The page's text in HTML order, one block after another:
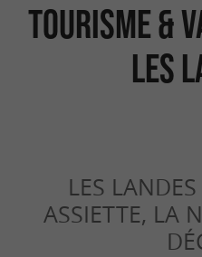
Tourisme &
les
LES
ASSIETTE, LA